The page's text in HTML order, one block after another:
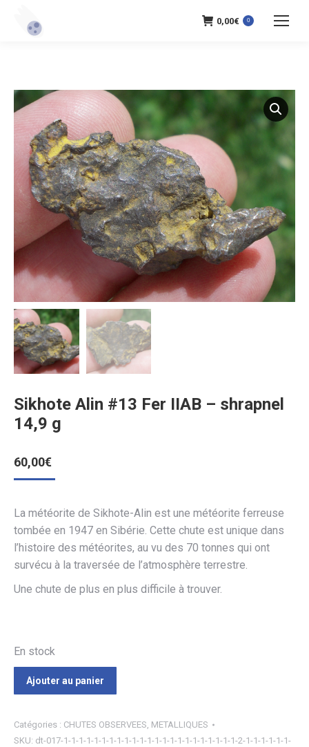
0,00€ 0
Sikhote Alin #13 Fer IIAB – shrapnel
14,9 g
60,00€
La météorite de Sikhote-Alin est une météorite ferreuse
tombée en 1947 en Sibérie. Cette chute est unique dans
l’histoire des météorites, au vu des 70 tonnes qui ont
survécu à la traversée de l’atmosphère terrestre.
Une chute de plus en plus difficile à trouver.
En stock
Ajouter au panier
Catégories : CHUTES OBSERVEES, METALLIQUES
SKU: dt-017-1-1-1-1-1-1-1-1-1-1-1-1-1-1-1-1-1-1-1-1-1-1-1-2-1-1-1-1-1-1-